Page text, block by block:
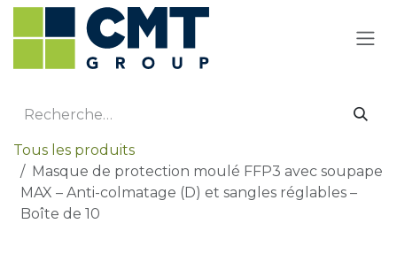
Se rendre au contenu
Tous les produits
Masque de protection moulé FFP3 avec soupape
MAX – Anti-colmatage (D) et sangles réglables –
Boîte de 10